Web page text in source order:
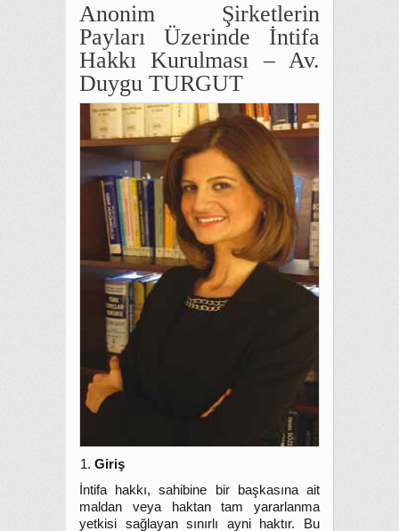
Anonim Şirketlerin
Payları Üzerinde İntifa
Hakkı Kurulması – Av.
Duygu TURGUT
Giriş
İntifa hakkı, sahibine bir başkasına ait
maldan veya haktan tam yararlanma
yetkisi sağlayan sınırlı ayni haktır. Bu